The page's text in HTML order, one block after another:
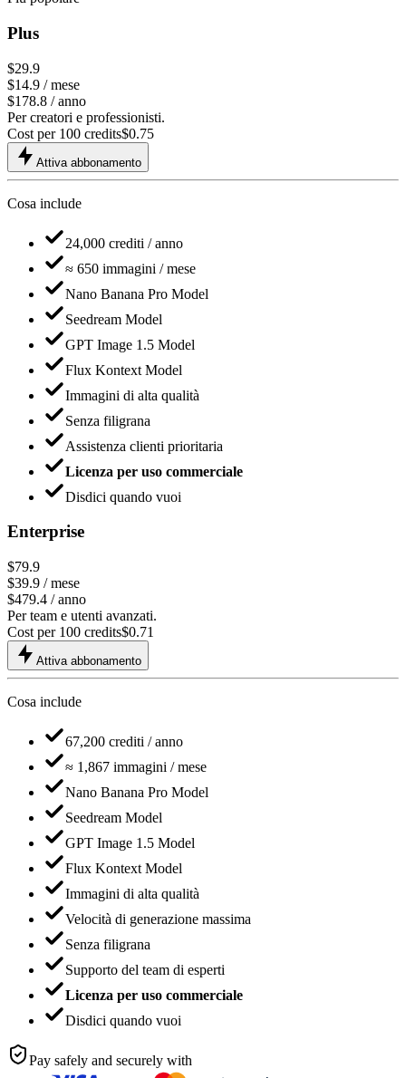
Plus
$29.9
$14.9 / mese
$178.8 / anno
Per creatori e professionisti.
Cost per 100 credits$0.75
Attiva abbonamento
Cosa include
24,000 crediti / anno
≈ 650 immagini / mese
Nano Banana Pro Model
Seedream Model
GPT Image 1.5 Model
Flux Kontext Model
Immagini di alta qualità
Senza filigrana
Assistenza clienti prioritaria
Licenza per uso commerciale
Disdici quando vuoi
Enterprise
$79.9
$39.9 / mese
$479.4 / anno
Per team e utenti avanzati.
Cost per 100 credits$0.71
Attiva abbonamento
Cosa include
67,200 crediti / anno
≈ 1,867 immagini / mese
Nano Banana Pro Model
Seedream Model
GPT Image 1.5 Model
Flux Kontext Model
Immagini di alta qualità
Velocità di generazione massima
Senza filigrana
Supporto del team di esperti
Licenza per uso commerciale
Disdici quando vuoi
Pay safely and securely with